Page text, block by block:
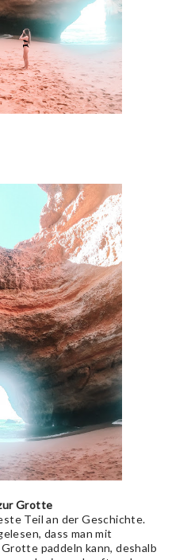
Grotte
Teil an der Geschichte.
dass man mit
paddeln kann, deshalb